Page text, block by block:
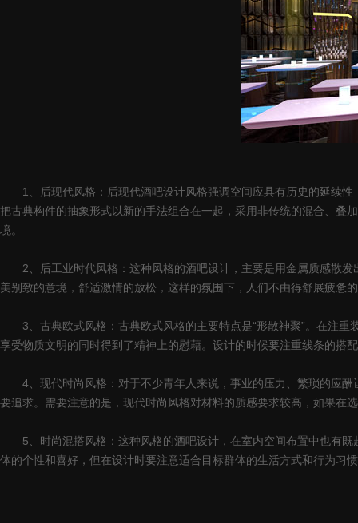
1、后现代风格：后现代酒吧设计风格强调空间应具有历史的延续性
把古典构件的抽象形式以新的手法组合在一起，采用非传统的混合、叠
境。
2、后工业时代风格：这种风格的酒吧设计，主要是用金属质感散发
美别致的意境，舒适激情的放松，这样的氛围下，人们不由得舒展疲惫
3、古典欧式风格：古典欧式风格的主要特点是“形散神聚”。在注重
享受物质文明的同时得到了精神上的慰藉。设计的时候要注重线条的搭
4、现代时尚风格：对于不少青年人来说，事业的压力、繁琐的应酬
要追求。需要注意的是，现代时尚风格对材料的质感要求较高，如果在
5、时尚混搭风格：这种风格的酒吧设计，在室内空间布置中也有既
体的个性和喜好，但在设计时要注意适合目标群体的生活方式和行为习